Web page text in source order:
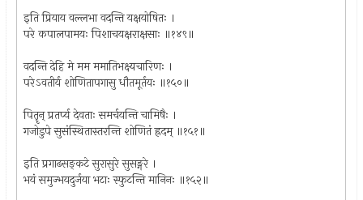
इति प्रियाय वल्लभा वदन्ति यक्षयोषितः ।
परे कपालपामयः पिशाचयक्षराक्षसाः ॥१४९॥
वदन्ति देहि मे मम ममातिभक्ष्यचारिणः ।
परेऽवतीर्य शोणितापगासु धौतमूर्तयः ॥१५०॥
पितॄन् प्रतर्प्य देवताः समर्चयन्ति चामिषैः ।
गजोडुपे सुसंस्थितास्तरन्ति शोणितं ह्रदम् ॥१५१॥
इति प्रगाढसङ्कटे सुरासुरे सुसङ्गरे ।
भयं समुज्भयदुर्जया भटाः स्फुटन्ति मानिनः ॥१५२॥